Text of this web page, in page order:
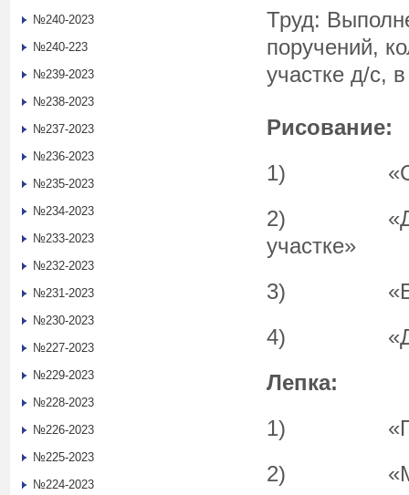
Труд:
поручений,
участке д/с,
Рисование:
1)
2)
участке»
3)
4)
Лепка:
1)
2)
№240-2023
№240-223
№239-2023
№238-2023
№237-2023
№236-2023
№235-2023
№234-2023
№233-2023
№232-2023
№231-2023
№230-2023
№227-2023
№229-2023
№228-2023
№226-2023
№225-2023
№224-2023